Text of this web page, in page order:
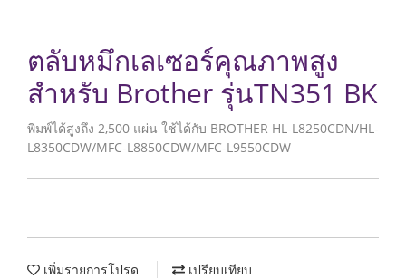
ตลับหมึกเลเซอร์คุณภาพสูง
สำหรับ Brother รุ่นTN351 BK
พิมพ์ได้สูงถึง 2,500 แผ่น ใช้ได้กับ BROTHER HL-L8250CDN/HL-
L8350CDW/MFC-L8850CDW/MFC-L9550CDW
เพิ่มรายการโปรด เปรียบเทียบ